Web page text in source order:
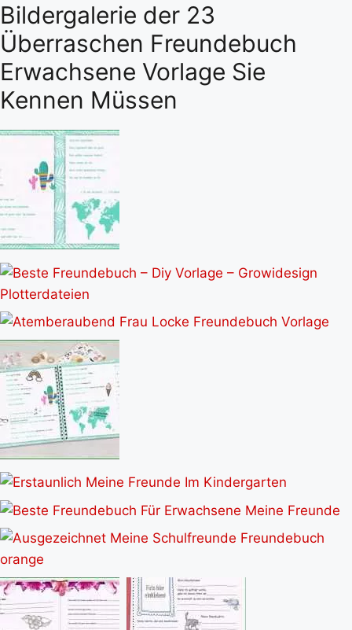
Bildergalerie der 23
Überraschen Freundebuch
Erwachsene Vorlage Sie
Kennen Müssen